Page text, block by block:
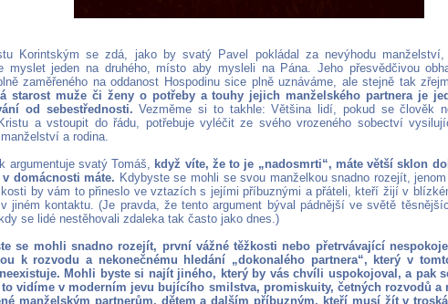
Korintským se zdá, jako by svatý Pavel pokládal za nevýhodu
myslet jeden na druhého, místo aby mysleli na Pána. Jeho přesvědčivou
zaměřeného na oddanost Hospodinu sice plně uznáváme, ale stejně tak
starost muže či ženy o potřeby a touhy jejich manželského partnera je
od sebestřednosti. Vezměme si to takhle: Většina lidí, pokud se člověk
a vstoupit do řádu, potřebuje vyléčit ze svého vrozeného sobectví
a rodina.
argumentuje svatý Tomáš, když víte, že to je „nadosmrti“, máte větší sklon
domácnosti máte. Kdybyste se mohli se svou manželkou snadno rozejít,
by vám to přineslo ve vztazích s jejími příbuznými a přáteli, kteří žijí v
jiném kontaktu. (Je pravda, že tento argument býval pádnější ve světě
se lidé nestěhovali zdaleka tak často jako dnes.)
se mohli snadno rozejít, první vážné těžkosti nebo přetrvávající
k rozvodu a nekonečnému hledání „dokonalého partnera“, který v
Mohli byste si najít jiného, který by vás chvíli uspokojoval, a pak
to vidíme v moderním jevu bujícího smilstva, promiskuity, četných rozvodů a
manželským partnerům, dětem a dalším příbuzným, kteří musí žít v